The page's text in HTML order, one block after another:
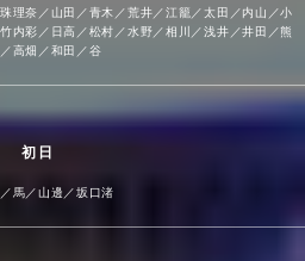
理奈／山田／青木／荒井／江籠／太田／内山／小
内彩／日高／松村／水野／相川／浅井／井田／熊
高畑／和田／谷
初日
馬／山邊／坂口渚